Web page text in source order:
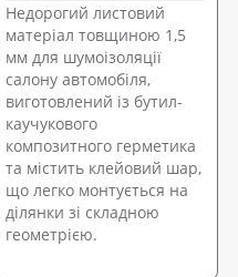
Недорогий листовий
матеріал товщиною 1,5
мм для шумоізоляції
салону автомобіля,
виготовлений із бутил-
каучукового
композитного герметика
та містить клейовий шар,
що легко монтується на
ділянки зі складною
геометрією.